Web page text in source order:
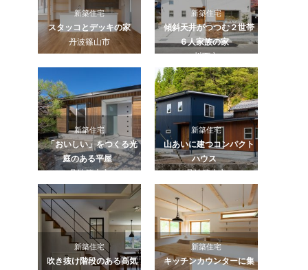
新築住宅
スタッコとデッキの家
丹波篠山市
新築住宅
傾斜天井がつつむ２世帯
６人家族の家
川西市
新築住宅
「おいしい」をつくる光
庭のある平屋
丹波篠山市
新築住宅
山あいに建つコンパクト
ハウス
丹波篠山市
新築住宅
吹き抜け階段のある高気
新築住宅
キッチンカウンターに集